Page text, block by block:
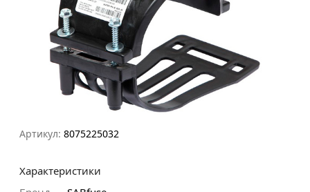
Артикул: 8075225032
Характеристики